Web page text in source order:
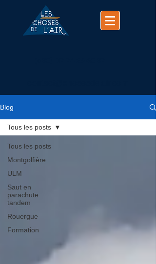
Blog
Tous les posts
Montgolfière
ULM
Saut en
parachute
tandem
Rouergue
Formation
Tous les posts